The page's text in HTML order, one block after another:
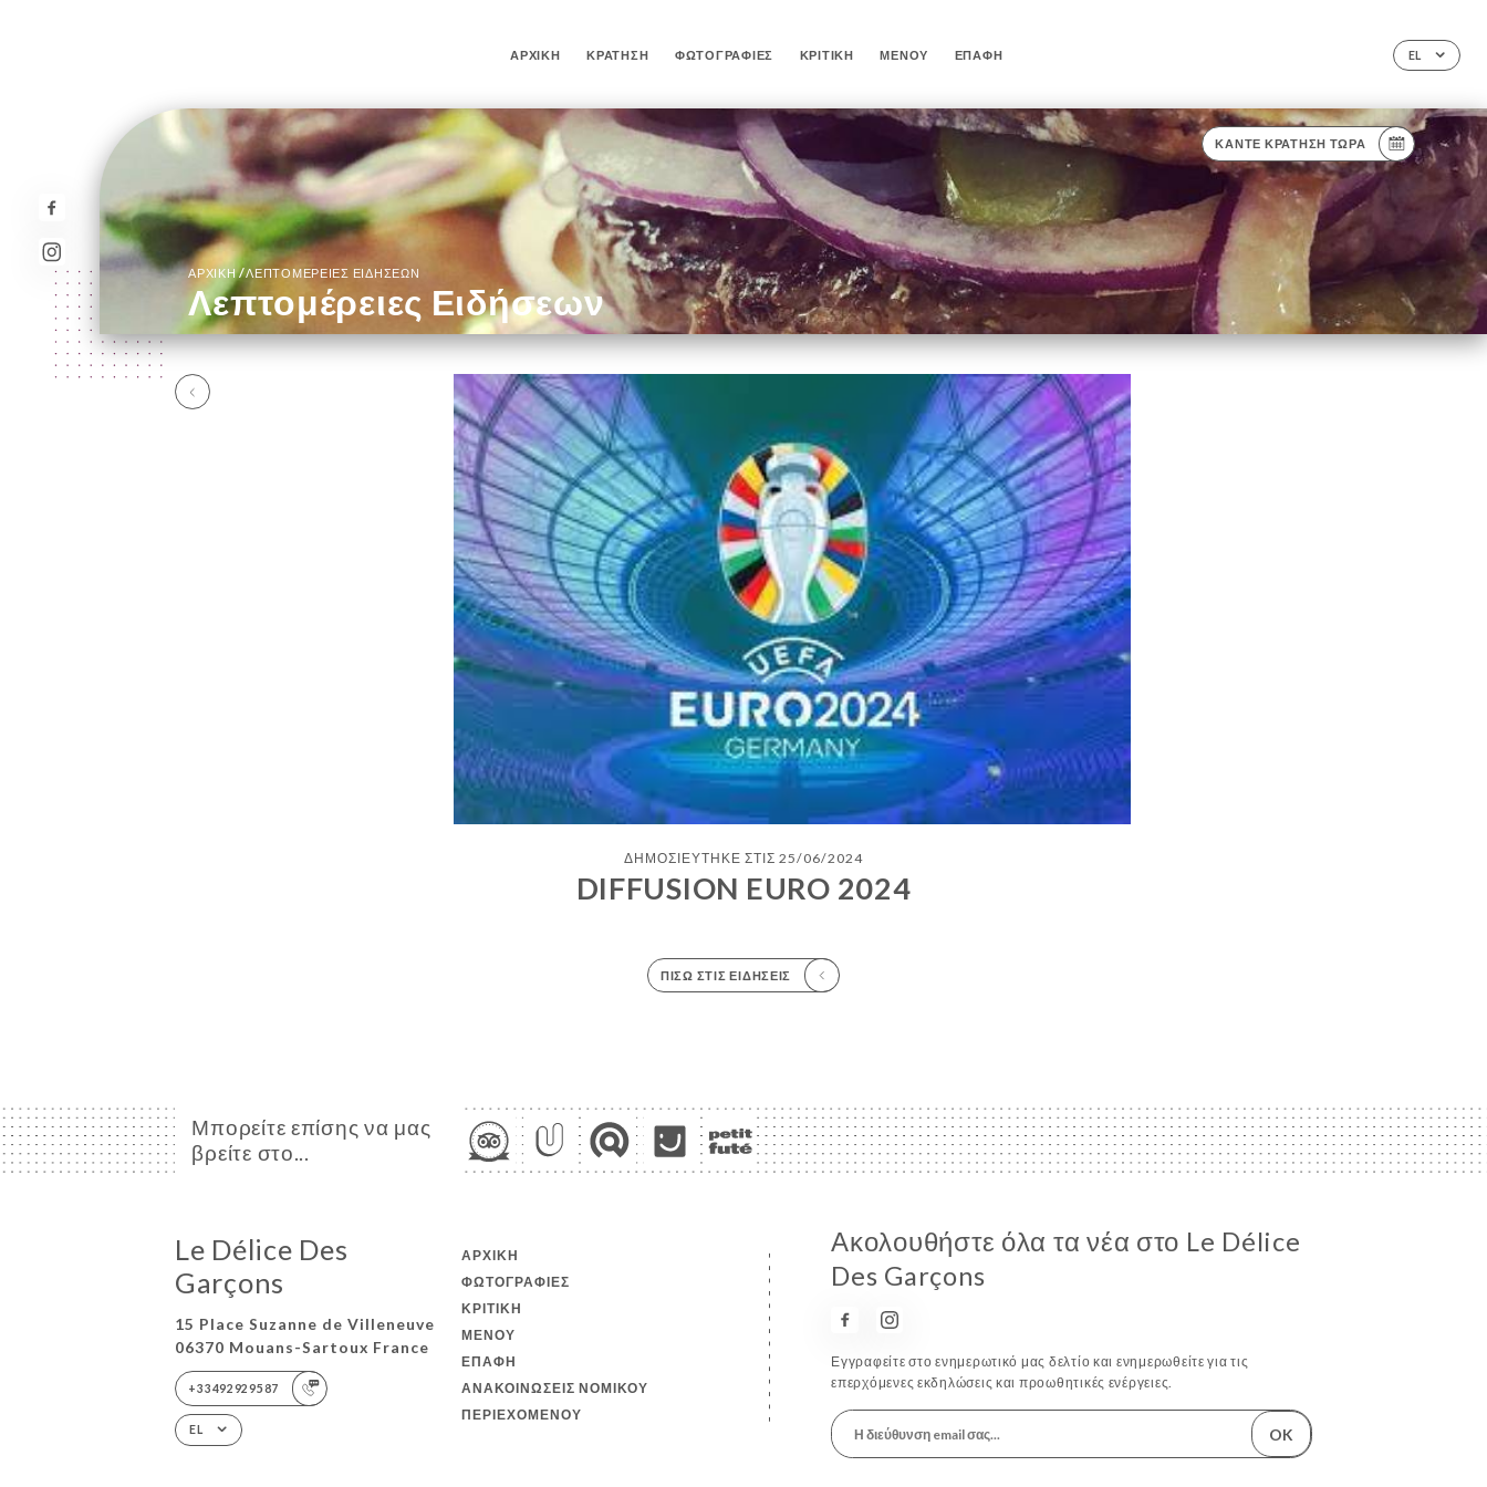
EL
ΑΡΧΙΚΉ ΚΡΆΤΗΣΗ ΦΩΤΟΓΡΑΦΊΕΣ ΚΡΙΤΙΚΉ ΜΕΝΟΎ ΕΠΑΦΉ
ΚΆΝΤΕ ΚΡΆΤΗΣΗ ΤΏΡΑ
ΑΡΧΙΚΉ/ΛΕΠΤΟΜΈΡΕΙΕΣ ΕΙΔΉΣΕΩΝ
Λεπτομέρειες Ειδήσεων
ΔΗΜΟΣΙΕΎΤΗΚΕ ΣΤΙΣ 25/06/2024
DIFFUSION EURO 2024
ΠΊΣΩ ΣΤΙΣ ΕΙΔΉΣΕΙΣ
Μπορείτε επίσης να μας
βρείτε στο...
Le Délice Des
Garçons
15 Place Suzanne de Villeneuve
06370 Mouans-Sartoux France
+33492929587
EL
ΑΡΧΙΚΉ
ΦΩΤΟΓΡΑΦΊΕΣ
ΚΡΙΤΙΚΉ
ΜΕΝΟΎ
ΕΠΑΦΉ
ΑΝΑΚΟΙΝΏΣΕΙΣ ΝΟΜΙΚΟΎ
ΠΕΡΙΕΧΟΜΈΝΟΥ
Ακολουθήστε όλα τα νέα στο Le Délice
Des Garçons
Εγγραφείτε στο ενημερωτικό μας δελτίο και ενημερωθείτε για τις
επερχόμενες εκδηλώσεις και προωθητικές ενέργειες.
OK